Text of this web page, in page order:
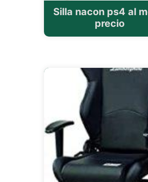
Silla nacon ps4 al
precio